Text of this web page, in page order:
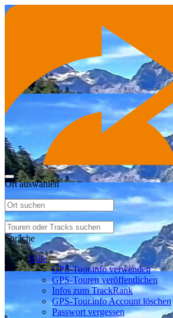
Ort auswählen
Sprache
Hilfe
GPS-Tour.info verwenden
GPS-Touren veröffentlichen
Infos zum TrackRank
GPS-Tour.info Account löschen
Passwort vergessen